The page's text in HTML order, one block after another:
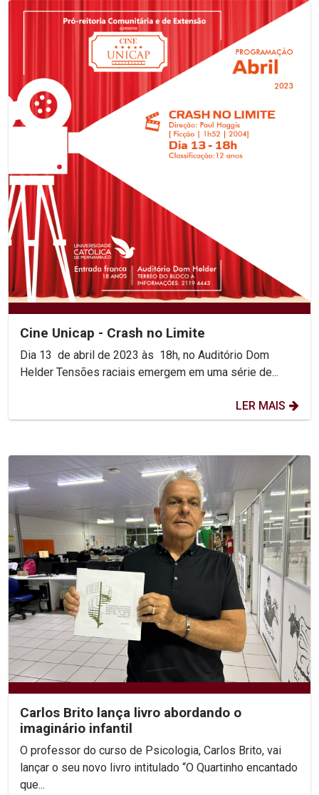
Cine Unicap - Crash no Limite
Dia 13 de abril de 2023 às 18h, no Auditório Dom
Helder Tensões raciais emergem em uma série de...
LER MAIS
Carlos Brito lança livro abordando o
imaginário infantil
O professor do curso de Psicologia, Carlos Brito, vai
lançar o seu novo livro intitulado “O Quartinho encantado
que...